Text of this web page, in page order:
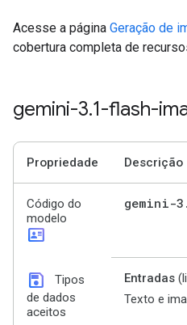
Acesse a página Geração de
cobertura completa de
gemini-3.1-flash-
Propriedade Descrição
Código do
modelo
id_card
gemini-3
save
Tipos
de dados
aceitos
Entradas
Texto e